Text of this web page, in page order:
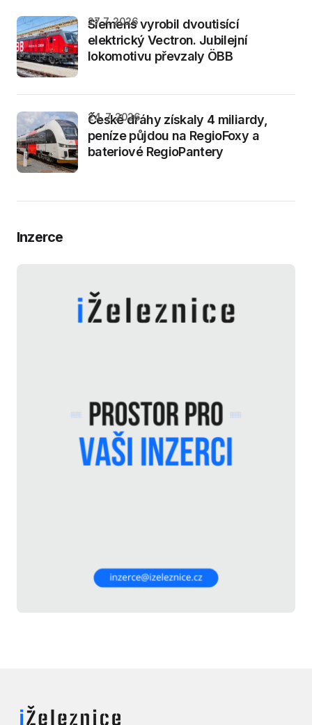
Siemens vyrobil dvoutisící
elektrický Vectron. Jubilejní
lokomotivu převzaly ÖBB
27. 7. 2026
České dráhy získaly 4 miliardy,
peníze půjdou na RegioFoxy a
bateriové RegioPantery
24. 7. 2026
Inzerce